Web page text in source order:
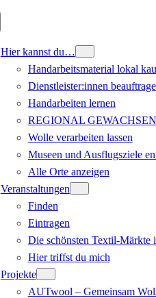
Hier kannst du…
Handarbeitsmaterial lokal
Dienstleister:innen
Handarbeiten lernen
REGIONAL
Wolle verarbeiten lassen
Museen und Ausflugsziele
Alle Orte anzeigen
Veranstaltungen
Finden
Eintragen
Die schönsten Textil-
Hier triffst du mich
Projekte
AUTwool – Gemeinsam